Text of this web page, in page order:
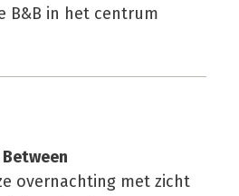
B&B in het centrum
overnachting met zicht